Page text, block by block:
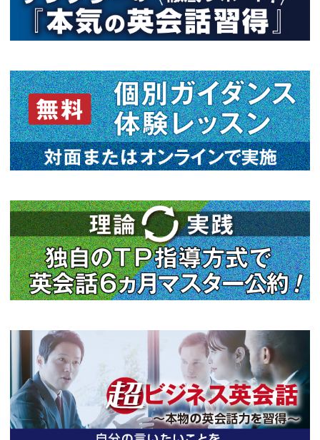
訳養成コースを開設し自らも指
る。
前の記事へ 次
関連情報
2026年08月03日